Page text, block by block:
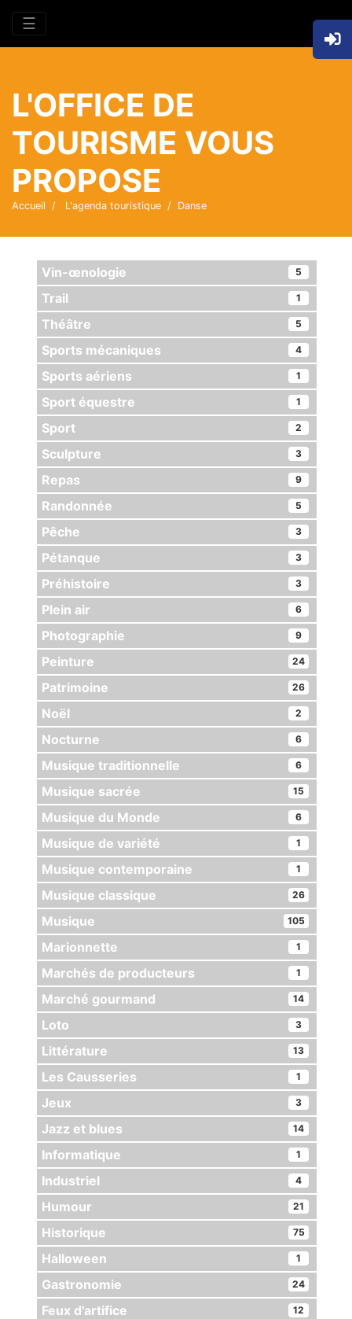
☰
L'OFFICE DE
TOURISME VOUS
PROPOSE
Accueil L'agenda touristique Danse
Vin-œnologie 5
Trail 1
Théâtre 5
Sports mécaniques 4
Sports aériens 1
Sport équestre 1
Sport 2
Sculpture 3
Repas 9
Randonnée 5
Pêche 3
Pétanque 3
Préhistoire 3
Plein air 6
Photographie 9
Peinture 24
Patrimoine 26
Noël 2
Nocturne 6
Musique traditionnelle 6
Musique sacrée 15
Musique du Monde 6
Musique de variété 1
Musique contemporaine 1
Musique classique 26
Musique 105
Marionnette 1
Marchés de producteurs 1
Marché gourmand 14
Loto 3
Littérature 13
Les Causseries 1
Jeux 3
Jazz et blues 14
Informatique 1
Industriel 4
Humour 21
Historique 75
Halloween 1
Gastronomie 24
Feux d'artifice 12